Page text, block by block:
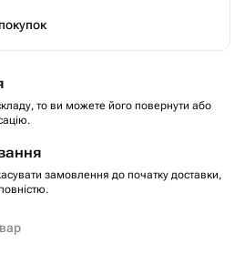
покупок
то ви можете його повернути або
замовлення до початку доставки,